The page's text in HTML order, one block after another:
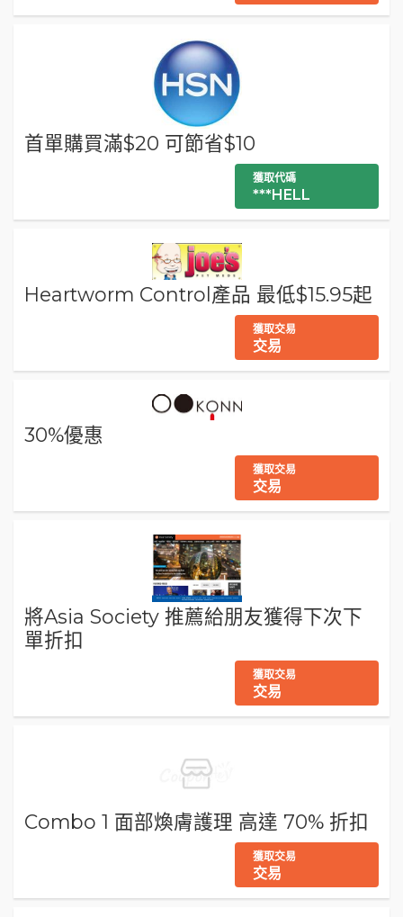
首單購買滿$20 可節省$10
獲取代碼
***HELL
Heartworm Control產品 最低$15.95起
獲取交易
交易
30%優惠
獲取交易
交易
將Asia Society 推薦給朋友獲得下次下
單折扣
獲取交易
交易
Combo 1 面部煥膚護理 高達 70% 折扣
獲取交易
交易